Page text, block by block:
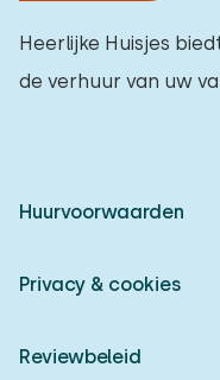
Heerlijke Huisjes
de verhuur van uw
Huurvoorwaarden
Privacy & cookies
Reviewbeleid